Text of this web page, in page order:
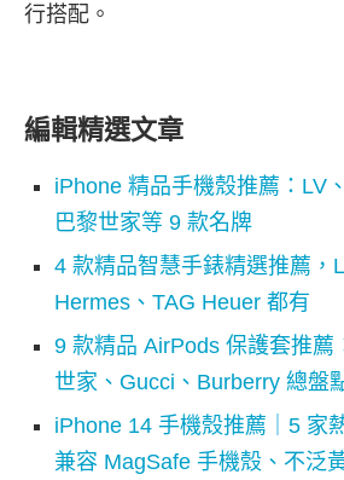
行搭配。
編輯精選文章
iPhone 精品手機殼推薦：LV
巴黎世家等 9 款名牌
4 款精品智慧手錶精選推薦，
Hermes、TAG Heuer 都有
9 款精品 AirPods 保護套推薦
世家、Gucci、Burberry 總盤
iPhone 14 手機殼推薦｜5 家
兼容 MagSafe 手機殼、不泛